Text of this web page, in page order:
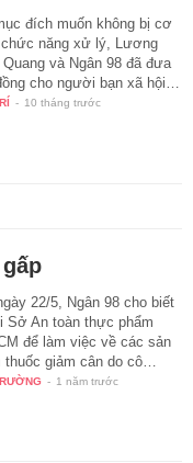
đích muốn không bị cơ
chức năng xử lý, Lương
Quang và Ngân 98 đã đưa
cho người bạn xã hội…
- 10 tháng trước
22/5, Ngân 98 cho biết
Sở An toàn thực phẩm
để làm việc về các sản
thuốc giảm cân do cô…
- 1 năm trước